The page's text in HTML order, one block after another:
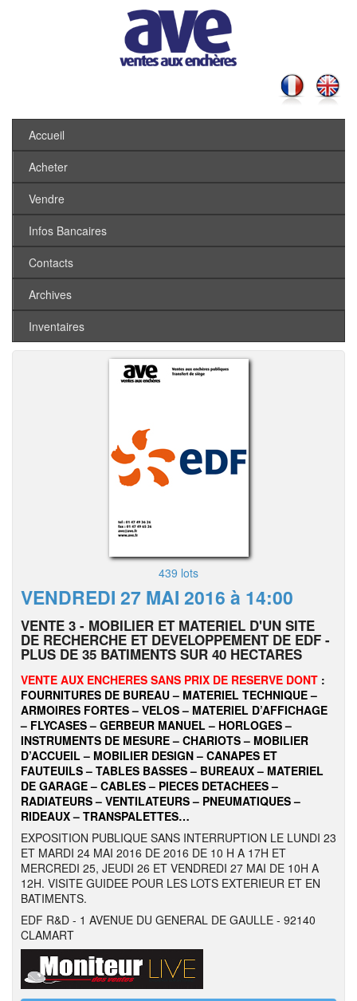
Accueil
Acheter
Vendre
Infos Bancaires
Contacts
Archives
Inventaires
439 lots
VENDREDI 27 MAI 2016 à 14:00
VENTE 3 - MOBILIER ET MATERIEL D'UN SITE
DE RECHERCHE ET DEVELOPPEMENT DE EDF -
PLUS DE 35 BATIMENTS SUR 40 HECTARES
VENTE AUX ENCHERES SANS PRIX DE RESERVE DONT :
FOURNITURES DE BUREAU – MATERIEL TECHNIQUE –
ARMOIRES FORTES – VELOS – MATERIEL D’AFFICHAGE
– FLYCASES – GERBEUR MANUEL – HORLOGES –
INSTRUMENTS DE MESURE – CHARIOTS – MOBILIER
D’ACCUEIL – MOBILIER DESIGN – CANAPES ET
FAUTEUILS – TABLES BASSES – BUREAUX – MATERIEL
DE GARAGE – CABLES – PIECES DETACHEES –
RADIATEURS – VENTILATEURS – PNEUMATIQUES –
RIDEAUX – TRANSPALETTES…
EXPOSITION PUBLIQUE SANS INTERRUPTION LE LUNDI 23
ET MARDI 24 MAI 2016 DE 2016 DE 10 H A 17H ET
MERCREDI 25, JEUDI 26 ET VENDREDI 27 MAI DE 10H A
12H. VISITE GUIDEE POUR LES LOTS EXTERIEUR ET EN
BATIMENTS.
EDF R&D - 1 AVENUE DU GENERAL DE GAULLE - 92140
CLAMART